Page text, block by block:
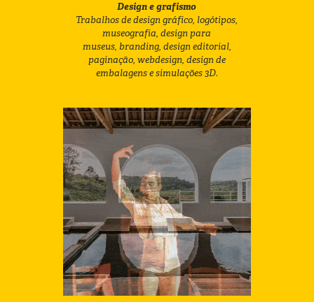
Design e grafismo
Trabalhos de design gráfico, logótipos,
museografia, design para
museus, branding, design editorial,
paginação, webdesign, design de
embalagens e simulações 3D.